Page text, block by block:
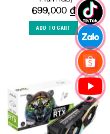
699,000 ₫
ADD TO CART
Add to
Wishlist